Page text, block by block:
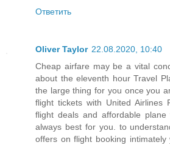
Ответить
Oliver Taylor 22.08.2020, 10:40
Cheap airfare may be a vital
about the eleventh hour Travel
the large thing for you once you
flight tickets with United Airlines
flight deals and affordable
always best for you. to
offers on flight booking intimately